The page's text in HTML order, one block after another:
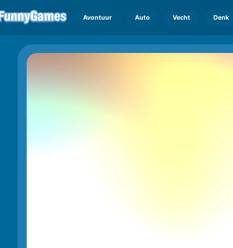
Avontuur Auto Vecht Denk